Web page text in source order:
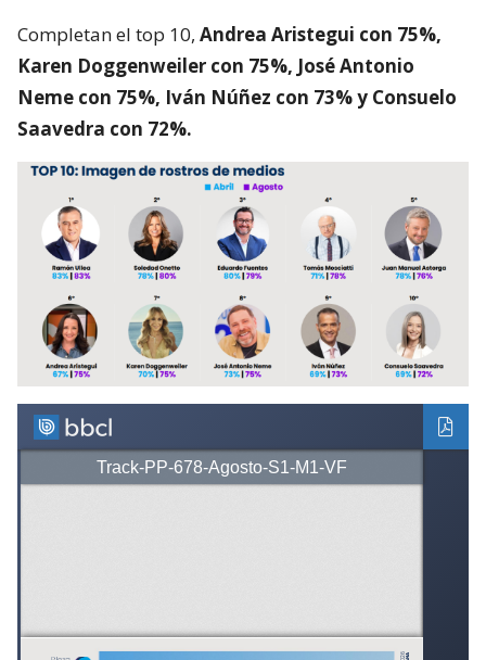
Completan el top 10, Andrea Aristegui con 75%,
Karen Doggenweiler con 75%, José Antonio
Neme con 75%, Iván Núñez con 73% y Consuelo
Saavedra con 72%.